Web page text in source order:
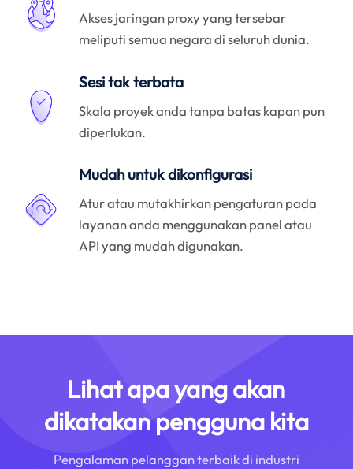
Akses jaringan proxy yang tersebar
meliputi semua negara di seluruh dunia.
Sesi tak terbata
Skala proyek anda tanpa batas kapan pun
diperlukan.
Mudah untuk dikonfigurasi
Atur atau mutakhirkan pengaturan pada
layanan anda menggunakan panel atau
API yang mudah digunakan.
Lihat apa yang akan
dikatakan pengguna kita
Pengalaman pelanggan terbaik di industri